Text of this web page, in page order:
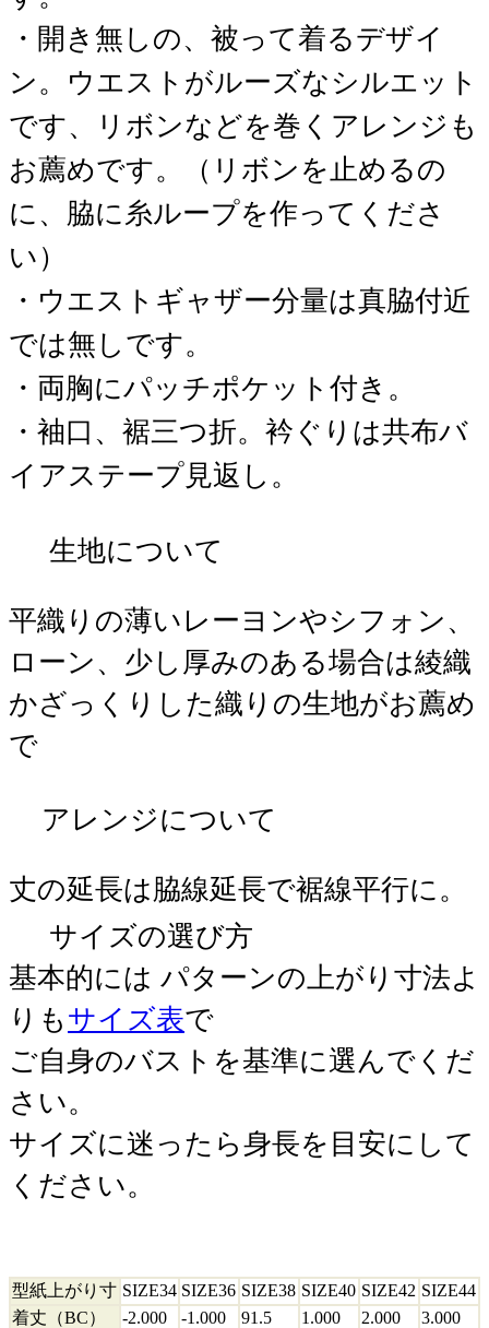
・開き無しの、被って着るデザイ
ン。ウエストがルーズなシルエット
です、リボンなどを巻くアレンジも
お薦めです。（リボンを止めるの
に、脇に糸ループを作ってくださ
い）
・ウエストギャザー分量は真脇付近
では無しです。
・両胸にパッチポケット付き。
・袖口、裾三つ折。衿ぐりは共布バ
イアステープ見返し。
生地について
平織りの薄いレーヨンやシフォン、
ローン、少し厚みのある場合は綾織
かざっくりした織りの生地がお薦め
で
アレンジについて
丈の延長は脇線延長で裾線平行に。
サイズの選び方
基本的には パターンの上がり寸法よ
りも サイズ表で
ご自身のバストを基準に選んでくだ
さい。
サイズに迷ったら身長を目安にして
ください。
型紙上がり寸 SIZE34 SIZE36 SIZE38 SIZE40 SIZE42 SIZE44
着丈（BC）
-2.000 -1.000 91.5 1.000 2.000
3.000